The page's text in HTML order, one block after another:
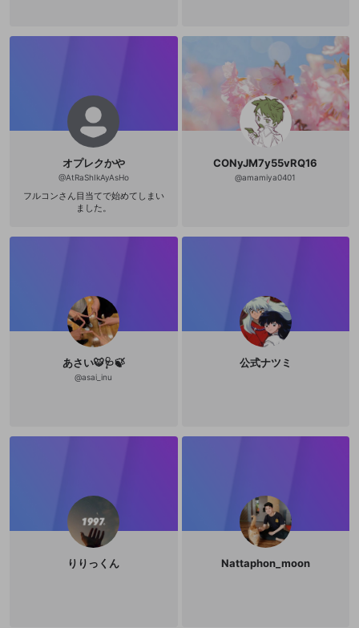
オプレクかや
@AtRaShIkAyAsHo
フルコンさん目当てで始めてしまい
ました。
CONyJM7y55vRQ16
@amamiya0401
あさい🐯🩺🍃
@asai_inu
公式ナツミ
りりっくん Nattaphon_moon